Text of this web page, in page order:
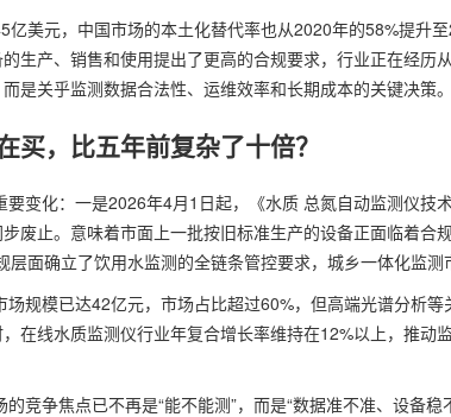
美元，中国市场的本土化替代率也从2020年的58%提升
生产、销售和使用提出了更高的合规要求，行业正在经历
是关乎监测数据合法性、运维效率和长期成本的关键决策。
买，比五年前复杂了十倍？
变化：一是2026年4月1日起，《水质 总氮自动监测仪技
废止。意味着市面上一批按旧标准生产的设备正面临着合
面确立了饮用水监测的全链条管控要求，城乡一体化监测
规模已达42亿元，市场占比超过60%，但高端光谱分析
在线水质监测仪行业年复合增长率维持在12%以上，推动
竞争焦点已不再是“能不能测”，而是“数据准不准、设备